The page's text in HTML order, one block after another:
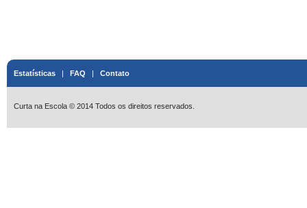
Estatísticas | FAQ | Contato
Curta na Escola © 2014 Todos os direitos reservados.